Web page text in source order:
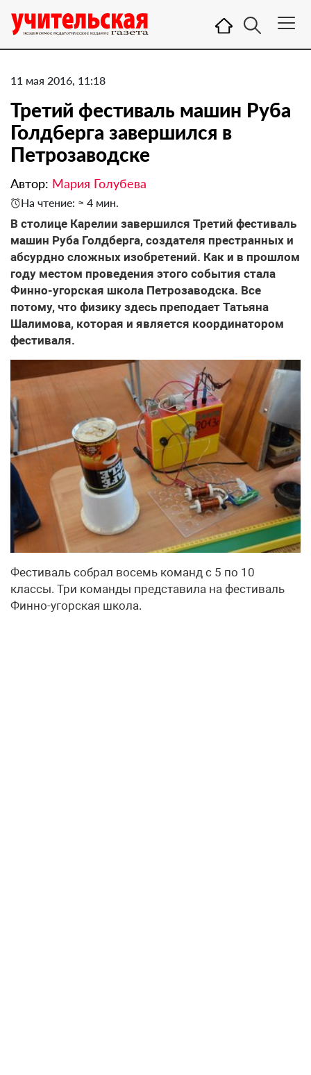
11 мая 2016, 11:18
Третий фестиваль машин Руба
Голдберга завершился в
Петрозаводске
Автор: Мария Голубева
На чтение: ≈ 4 мин.
В столице Карелии завершился Третий фестиваль
машин Руба Голдберга, создателя престранных и
абсурдно сложных изобретений. Как и в прошлом
году местом проведения этого события стала
Финно-угорская школа Петрозаводска. Все
потому, что физику здесь преподает Татьяна
Шалимова, которая и является координатором
фестиваля.
Фестиваль собрал восемь команд с 5 по 10
классы. Три команды представила на фестиваль
Финно-угорская школа.